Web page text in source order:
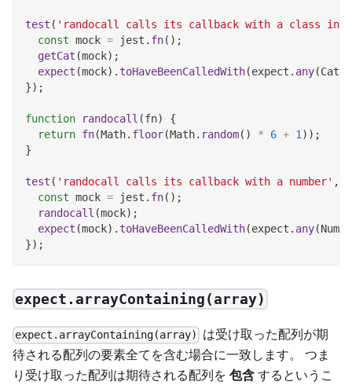
test ( 'randocall calls its callback with a class
const mock = jest . fn( ) ;
getCat (mock) ;
expect (mock) . toHaveBeenCalledWith(expect . any(Cat
}) ;
function randocall (fn)
{
return fn(Math. floor(Math. random( ) * 6 + 1 ) ) ;
}
test ( 'randocall calls its callback with a number' ,
const mock = jest . fn( ) ;
randocall (mock) ;
expect (mock) . toHaveBeenCalledWith(expect . any(
}) ;
expect.arrayContaining(array)
expect.arrayContaining(array)
は受け取った配列が期
待される配列の要素全てを含む場合に一致します。 つま
り受け取った配列は期待される配列を 包含するというこ